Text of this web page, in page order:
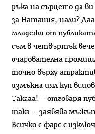
ръка на сърцето да
за Натания, нали?
младежи от
съм в четвъртък
очарователна
точно върху
измъкна цял куп
Такааа! – отговаря
така – заявява
Всичко е фарс с